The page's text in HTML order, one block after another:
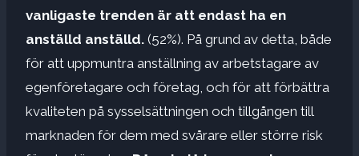
vanligaste trenden är att endast ha en
anställd anställd. (52%). På grund av detta, både
för att uppmuntra anställning av arbetstagare av
egenföretagare och företag, och för att förbättra
kvaliteten på sysselsättningen och tillgången till
marknaden för dem med svårare eller större risk